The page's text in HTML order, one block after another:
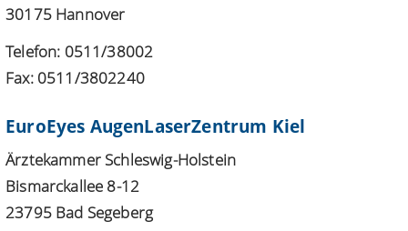
30175 Hannover
Telefon: 0511/38002
Fax: 0511/3802240
EuroEyes AugenLaserZentrum Kiel
Ärztekammer Schleswig-Holstein
Bismarckallee 8-12
23795 Bad Segeberg